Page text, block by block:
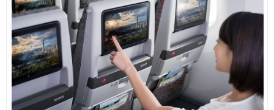
05/01 Trip.com) 海外ホテル2%OFFクーポン TRIP1
05/01 Trip.com) 海外航空券1%OFFクーポン TRIP2
04/30 エアトリ) 海外航空券 最大4,000円OFFクーポン
04/30 楽天トラベル) 海外ツアー 最大30,000円OFFクーポン
04/27 JTB) 夏旅キャンペーン(ポイント還元)